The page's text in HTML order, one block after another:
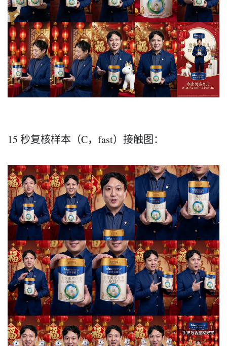
15 秒复核样本（C，fast）接触图：